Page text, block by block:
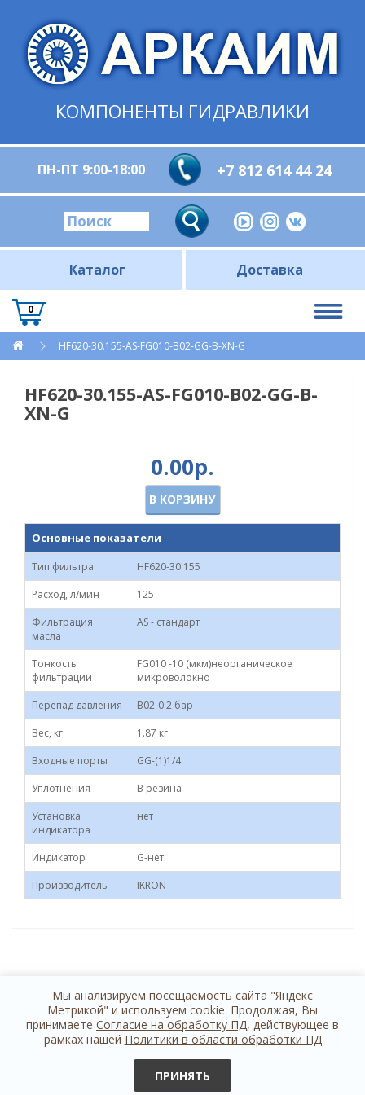
КОМПОНЕНТЫ ГИДРАВЛИКИ
ПН-ПТ 9:00-18:00 +7 812 614 44 24
Каталог Доставка
0
HF620-30.155-AS-FG010-B02-GG-B-XN-G
HF620-30.155-AS-FG010-B02-GG-B-
XN-G
0.00р.
В КОРЗИНУ
Основные показатели
Тип фильтра
HF620-30.155
Расход, л/мин
125
Фильтрация
масла
AS - стандарт
Тонкость
фильтрации
FG010 -10 (мкм)неорганическое
микроволокно
Перепад давления
B02-0.2 бар
Вес, кг
1.87 кг
Входные порты
GG-(1)1/4
Уплотнения
B резина
Установка
индикатора
нет
Индикатор
G-нет
Производитель
IKRON
+7 812 614 44 24
Мы анализируем посещаемость сайта "Яндекс
Метрикой" и используем cookie. Продолжая, Вы
принимаете Согласие на обработку ПД, действующее в
рамках нашей Политики в области обработки ПД
ПРИНЯТЬ